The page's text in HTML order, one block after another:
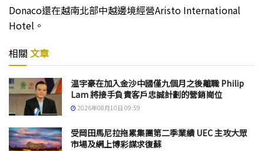
Donaco還在越南北部中越邊境經營Aristo International
Hotel。
相關 文章
温宇豪在加入金沙中國僅九個月之後離職 Philip
Lam 將接手負責客戶忠誠計劃的營銷崗位
2026年08月10日 09:59
受岡田馬尼拉拖累集團第二季業績 UEC 主攻大眾
市場及網上博彩謀求復蘇